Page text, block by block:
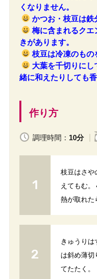
くなりません。
かつお・枝豆は鉄
梅に含まれるクエ
きがあります。
枝豆は冷凍のもの
大葉を千切りに
緒に和えたりしても
作り方
調理時間： 10分
枝豆はさや
えてもむ。
熱が取れた
きゅうり
は斜め薄切
てたたく。